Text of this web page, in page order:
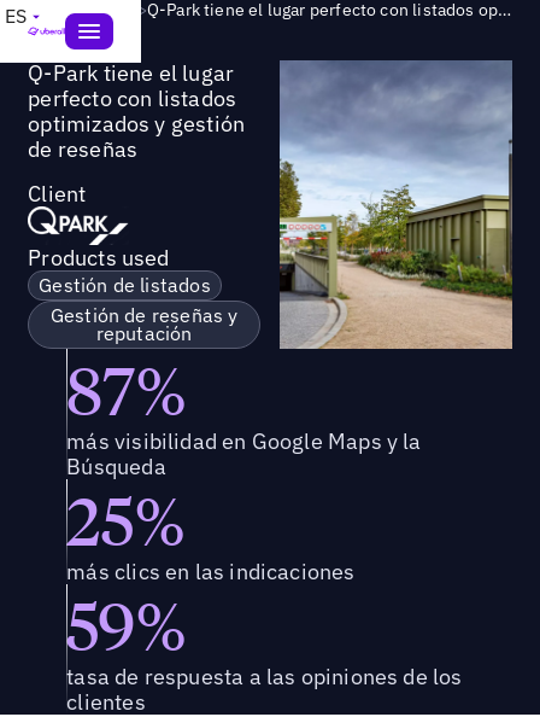
ES Success Story > Q-Park tiene el lugar perfecto con listados optimizados y gestión de reseñas
Q-Park tiene el lugar
perfecto con listados
optimizados y gestión
de reseñas
Client
Products used
Gestión de listados
Gestión de reseñas y
reputación
87%
más visibilidad en Google Maps y la
Búsqueda
25%
más clics en las indicaciones
59%
tasa de respuesta a las opiniones de los
clientes